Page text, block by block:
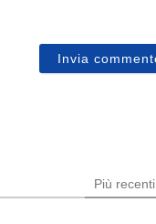
Più recenti